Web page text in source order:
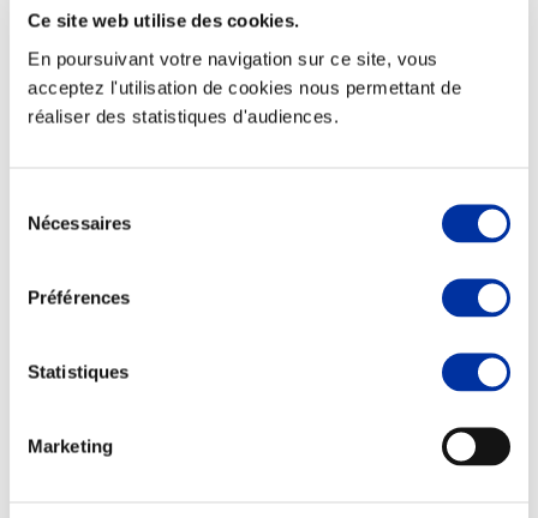
Ce site web utilise des cookies.
En poursuivant votre navigation sur ce site, vous
acceptez l'utilisation de cookies nous permettant de
réaliser des statistiques d'audiences.
Nécessaires
Préférences
Statistiques
Marketing
Elevage
Alimentation de qualité, raisonnée et durable